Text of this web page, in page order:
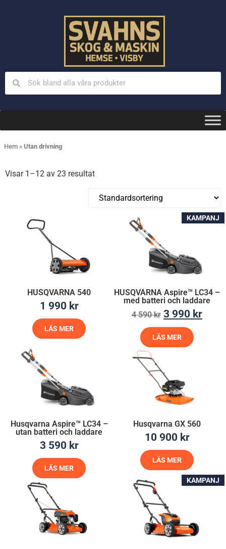
Hem » Utan drivning
Visar 1–12 av 23 resultat
HUSQVARNA 540
1 990 kr
LÄS MER
KAMPANJ
HUSQVARNA Aspire™ LC34 –
med batteri och laddare
4 590kr 3 990 kr
LÄS MER
Husqvarna Aspire™ LC34 –
utan batteri och laddare
3 590 kr
LÄS MER
Husqvarna GX 560
10 900 kr
LÄS MER
KAMPANJ